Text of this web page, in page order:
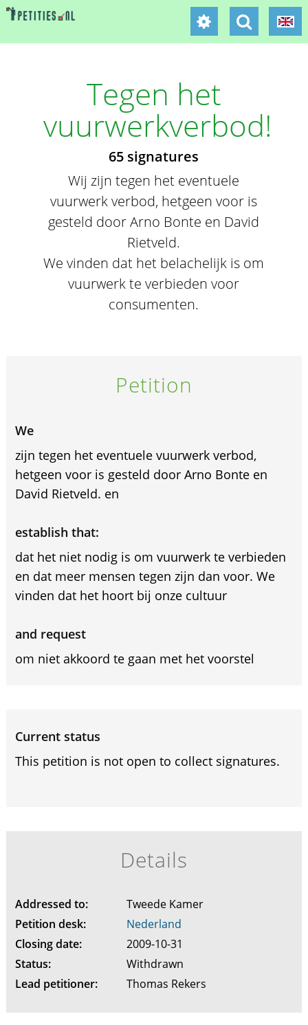
Tegen het
vuurwerkverbod!
65 signatures
Wij zijn tegen het eventuele
vuurwerk verbod, hetgeen voor is
gesteld door Arno Bonte en David
Rietveld.
We vinden dat het belachelijk is om
vuurwerk te verbieden voor
consumenten.
Petition
We
zijn tegen het eventuele vuurwerk verbod,
hetgeen voor is gesteld door Arno Bonte en
David Rietveld. en
establish that:
dat het niet nodig is om vuurwerk te verbieden
en dat meer mensen tegen zijn dan voor. We
vinden dat het hoort bij onze cultuur
and request
om niet akkoord te gaan met het voorstel
Current status
This petition is not open to collect signatures.
Details
Addressed to:
Tweede Kamer
Petition desk:
Nederland
Closing date:
2009-10-31
Status:
Withdrawn
Lead petitioner:
Thomas Rekers